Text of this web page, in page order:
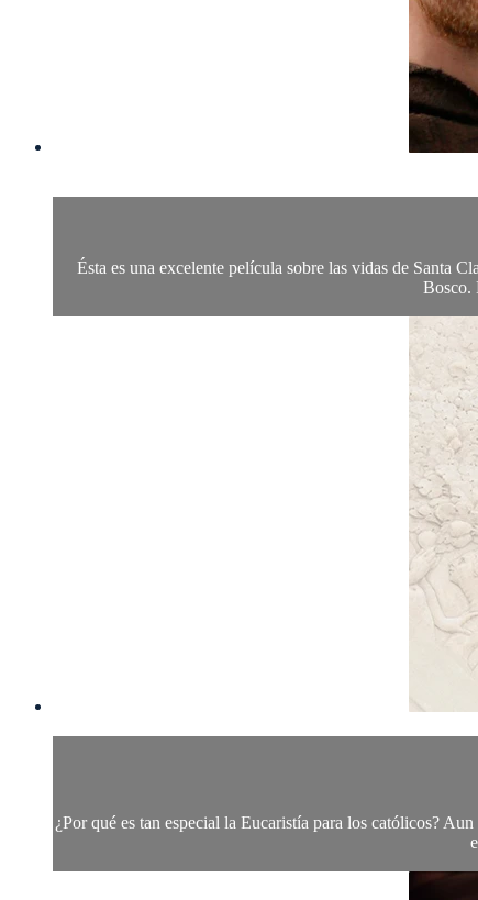
Ésta es una excelente película sobre las vidas de Santa
Bosco.
¿Por qué es tan especial la Eucaristía para los católicos?